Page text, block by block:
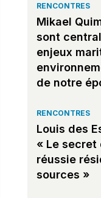
RENCONTRES
Mikael
sont
enjeux
de notre
RENCONTRES
Louis des
« Le secret
réussie
sources »